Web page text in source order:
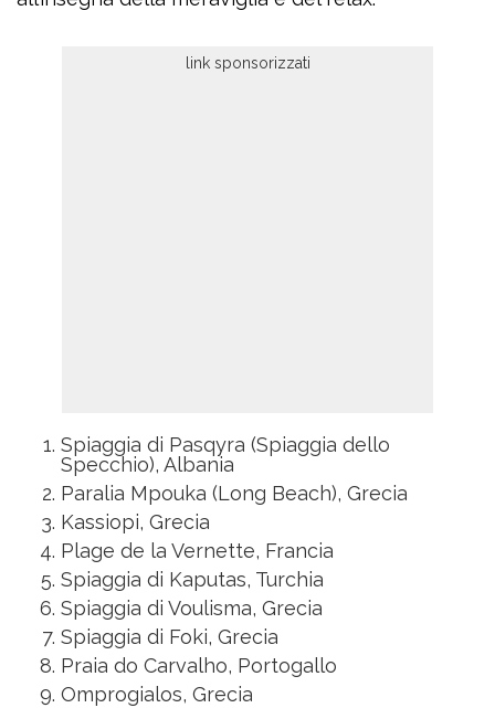
Spiaggia di Pasqyra (Spiaggia dello
Specchio), Albania
Paralia Mpouka (Long Beach), Grecia
Kassiopi, Grecia
Plage de la Vernette, Francia
Spiaggia di Kaputas, Turchia
Spiaggia di Voulisma, Grecia
Spiaggia di Foki, Grecia
Praia do Carvalho, Portogallo
Omprogialos, Grecia